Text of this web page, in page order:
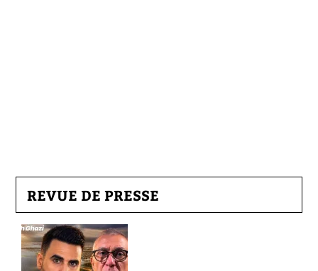
REVUE DE PRESSE